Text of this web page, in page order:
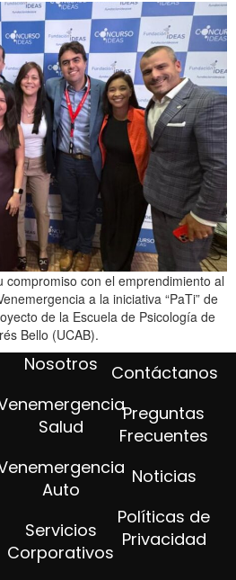
compromiso con el emprendimiento al
a la iniciativa “PaTi” de
de la Escuela de Psicología de
Bello (UCAB).
Nosotros
Salud
Auto
Servicios
Corporativos
Contáctanos
Preguntas
Frecuentes
Noticias
Políticas de
Privacidad